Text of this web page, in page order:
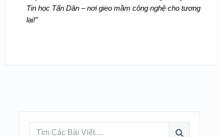
Tin học Tấn Dân – nơi gieo mầm công nghệ cho tương
lai!”